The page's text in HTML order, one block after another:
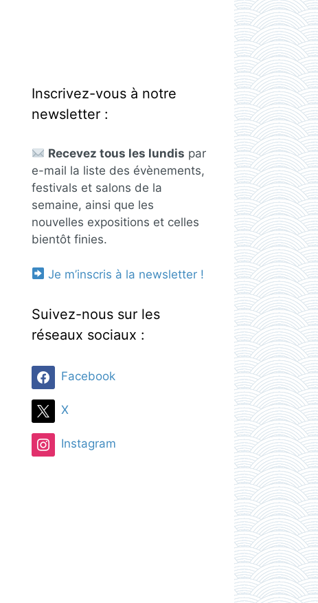
Inscrivez-vous à notre
newsletter :
Recevez tous les lundis par
e-mail la liste des évènements,
festivals et salons de la
semaine, ainsi que les
nouvelles expositions et celles
bientôt finies.
Je m’inscris à la newsletter !
Suivez-nous sur les
réseaux sociaux :
Facebook
X
Instagram